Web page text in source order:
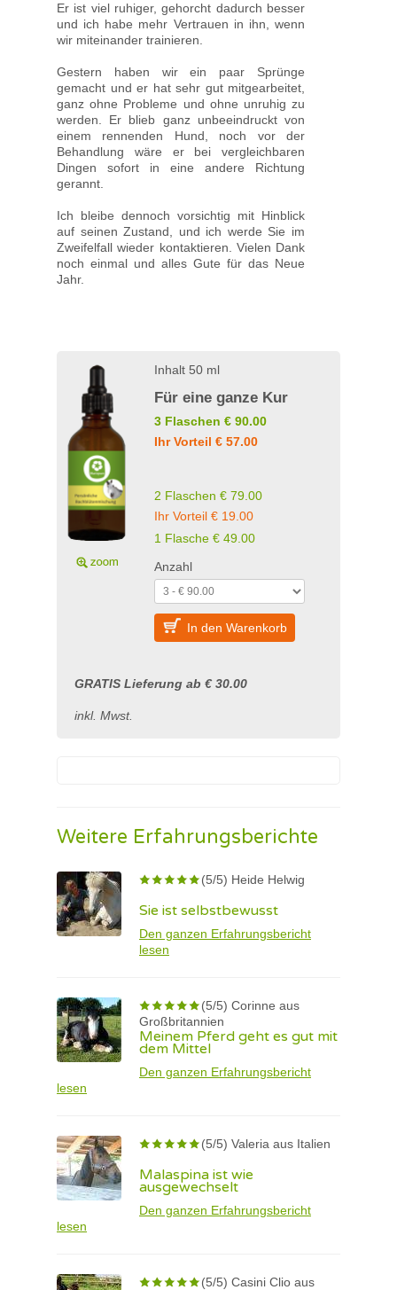
Er ist viel ruhiger, gehorcht dadurch besser
und ich habe mehr Vertrauen in ihn, wenn
wir miteinander trainieren.
Gestern haben wir ein paar Sprünge
gemacht und er hat sehr gut mitgearbeitet,
ganz ohne Probleme und ohne unruhig zu
werden. Er blieb ganz unbeeindruckt von
einem rennenden Hund, noch vor der
Behandlung wäre er bei vergleichbaren
Dingen sofort in eine andere Richtung
gerannt.
Ich bleibe dennoch vorsichtig mit Hinblick
auf seinen Zustand, und ich werde Sie im
Zweifelfall wieder kontaktieren. Vielen Dank
noch einmal und alles Gute für das Neue
Jahr.
Inhalt 50 ml
Für eine ganze Kur
3 Flaschen € 90.00
Ihr Vorteil € 57.00
2 Flaschen € 79.00
Ihr Vorteil € 19.00
1 Flasche € 49.00
Anzahl
In den Warenkorb
GRATIS Lieferung ab € 30.00
inkl. Mwst.
Weitere Erfahrungsberichte
(5/5) Heide Helwig
Sie ist selbstbewusst
Den ganzen Erfahrungsbericht
lesen
(5/5) Corinne aus
Großbritannien
Meinem Pferd geht es gut mit
dem Mittel
Den ganzen Erfahrungsbericht
lesen
(5/5) Valeria aus Italien
Malaspina ist wie
ausgewechselt
Den ganzen Erfahrungsbericht
lesen
(5/5) Casini Clio aus